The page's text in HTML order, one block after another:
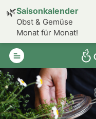
🌿Saisonkalender
Obst & Gemüse
Monat für Monat!